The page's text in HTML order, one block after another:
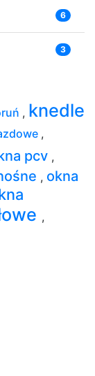
6
3
, knedle
,
pcv ,
, okna
,